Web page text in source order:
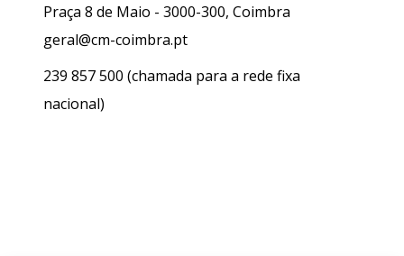
Praça 8 de Maio - 3000-300, Coimbra
geral@cm-coimbra.pt
239 857 500 (chamada para a rede fixa
nacional)